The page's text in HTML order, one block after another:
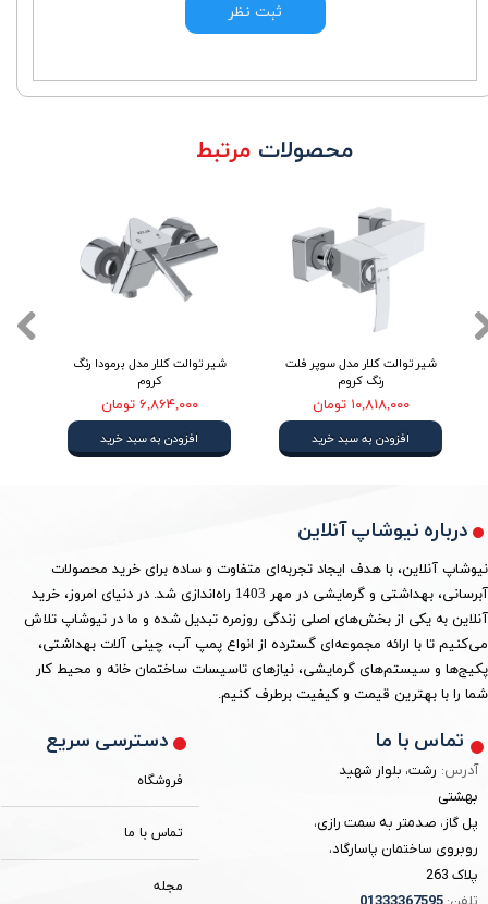
ثبت نظر
شیر توالت کلار مدل برمودا رنگ
کروم
۶,۸۶۴,۰۰۰ تومان
افزودن به سبد خرید
شیر توالت کلار مدل سوپر فلت
رنگ کروم
۱۰,۸۱۸,۰۰۰ تومان
افزودن به سبد خرید
محصولات مرتبط
درباره نیوشاپ آنلاین
نیوشاپ آنلاین، با هدف ایجاد تجربه‌ای متفاوت و ساده برای خرید محصولات
آبرسانی، بهداشتی و گرمایشی در مهر 1403 راه‌اندازی شد. در دنیای امروز، خرید
آنلاین به یکی از بخش‌های اصلی زندگی روزمره تبدیل شده و ما در نیوشاپ تلاش
می‌کنیم تا با ارائه مجموعه‌ای گسترده از انواع پمپ آب، چینی آلات بهداشتی،
پکیج‌ها و سیستم‌های گرمایشی، نیازهای تاسیسات ساختمان خانه و محیط کار
شما را با بهترین قیمت و کیفیت برطرف کنیم.
دسترسی سریع
فروشگاه
تماس با ما
مجله
تماس با ما
آدرس: رشت، بلوار شهید
بهشتی
پل گاز، صدمتر به سمت رازی،
روبروی ساختمان پاسارگاد،
پلاک 263